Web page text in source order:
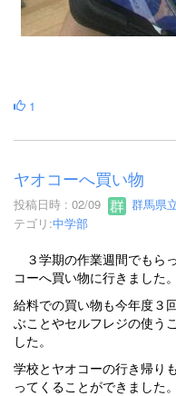
1
ヤオコーへ買い物
投稿日時 : 02/09 群馬県
テゴリ:中学部
３学期の作業週間でもら
コーへ買い物に行きました。
給料での買い物も今年度３
ぶことやセルフレジの使う
した。
学校とヤオコーの行き帰り
ってくることができました。